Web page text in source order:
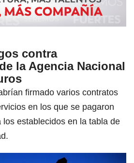
contra
la Agencia Nacional
firmado varios contratos
en los que se pagaron
establecidos en la tabla de